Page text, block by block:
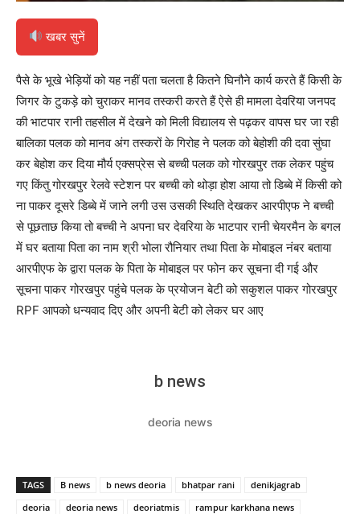
खबर सुनें
पैसे के भूखे भेड़ियों को यह नहीं पता चलता है कितने घिनौने कार्य करते हैं किसी के
जिगर के टुकड़े को चुराकर मानव तस्करी करते हैं ऐसे ही मामला देवरिया जनपद
की भाटपार रानी तहसील में देखने को मिली विद्यालय से पढ़कर वापस घर जा रही
बालिका पलक को मानव अंग तस्करों के गिरोह ने पलक को बेहोशी की दवा सुंघा
कर बेहोश कर दिया मौर्य एक्सप्रेस से बच्ची पलक को गोरखपुर तक लेकर पहुंच
गए किंतु गोरखपुर रेलवे स्टेशन पर बच्ची को थोड़ा होश आया तो डिब्बे में किसी को
ना पाकर दूसरे डिब्बे में जाने लगी उस उसकी स्थिति देखकर आरपीएफ ने बच्ची
से पूछताछ किया तो बच्ची ने अपना घर देवरिया के भाटपार रानी चेयरमैन के बगल
में घर बताया पिता का नाम श्री भोला रौनियार तथा पिता के मोबाइल नंबर बताया
आरपीएफ के द्वारा पलक के पिता के मोबाइल पर फोन कर सूचना दी गई और
सूचना पाकर गोरखपुर पहुंचे पलक के प्रयोजन बेटी को सकुशल पाकर गोरखपुर
RPF आपको धन्यवाद दिए और अपनी बेटी को लेकर घर आए
b news
deoria news
TAGS B news b news deoria bhatpar rani
denikjagrab
deoria
deoria news deoriatmis
rampur karkhana news